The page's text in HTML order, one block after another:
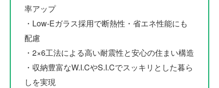
率アップ
・Low-Eガラス採用で断熱性・省エネ性能にも
配慮
・2×6工法による高い耐震性と安心の住まい構造
・収納豊富なW.I.CやS.I.Cでスッキリとした暮ら
しを実現